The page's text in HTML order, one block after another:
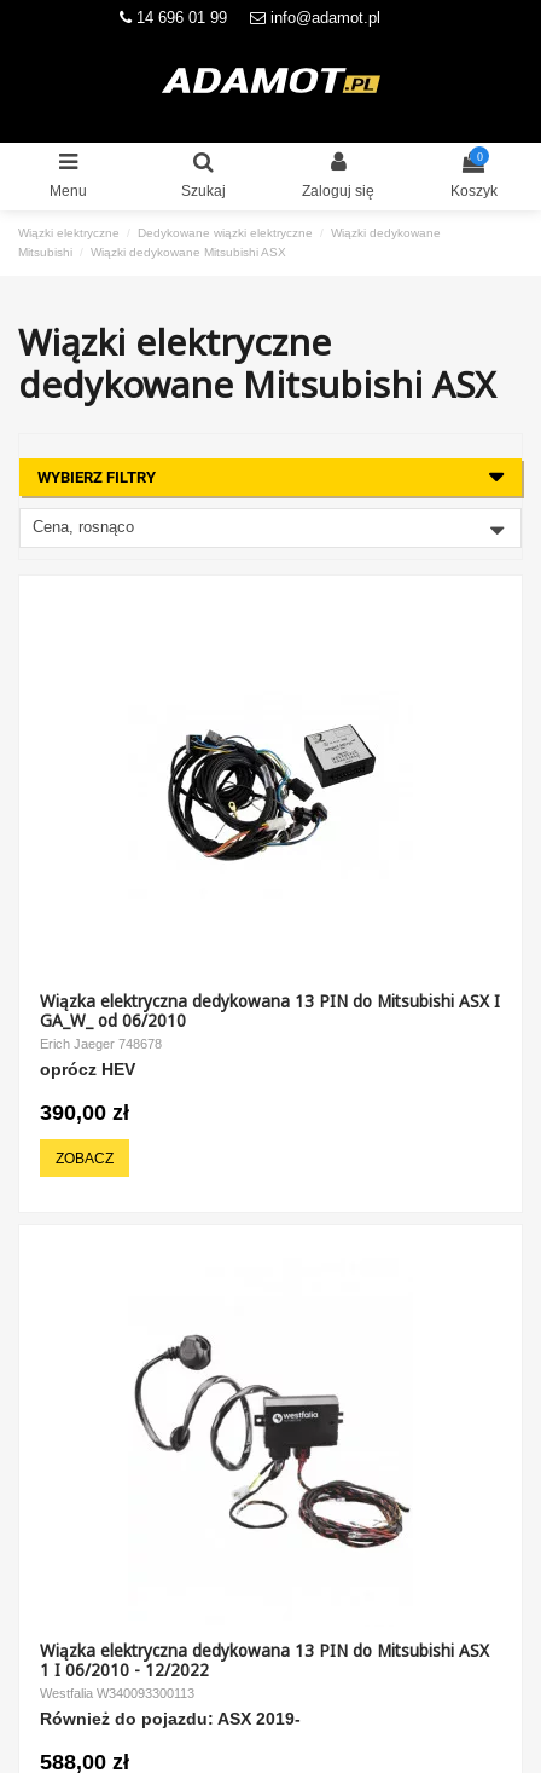
14 696 01 99 info@adamot.pl
Menu Szukaj Zaloguj się
0
Koszyk
Wiązki elektryczne Dedykowane wiązki elektryczne
Wiązki dedykowane
Mitsubishi
Wiązki dedykowane Mitsubishi ASX
Wiązki elektryczne
dedykowane Mitsubishi ASX
WYBIERZ FILTRY
Cena, rosnąco
Wiązka elektryczna dedykowana 13 PIN do Mitsubishi ASX I
GA_W_ od 06/2010
Erich Jaeger 748678
oprócz HEV
390,00 zł
ZOBACZ
Wiązka elektryczna dedykowana 13 PIN do Mitsubishi ASX
1 I 06/2010 - 12/2022
Westfalia W340093300113
Również do pojazdu: ASX 2019-
588,00 zł